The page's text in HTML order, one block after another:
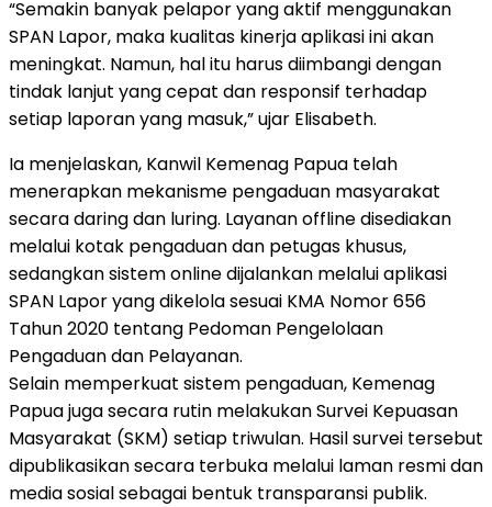
“Semakin banyak pelapor yang aktif menggunakan
SPAN Lapor, maka kualitas kinerja aplikasi ini akan
meningkat. Namun, hal itu harus diimbangi dengan
tindak lanjut yang cepat dan responsif terhadap
setiap laporan yang masuk,” ujar Elisabeth.
Ia menjelaskan, Kanwil Kemenag Papua telah
menerapkan mekanisme pengaduan masyarakat
secara daring dan luring. Layanan offline disediakan
melalui kotak pengaduan dan petugas khusus,
sedangkan sistem online dijalankan melalui aplikasi
SPAN Lapor yang dikelola sesuai KMA Nomor 656
Tahun 2020 tentang Pedoman Pengelolaan
Pengaduan dan Pelayanan.
Selain memperkuat sistem pengaduan, Kemenag
Papua juga secara rutin melakukan Survei Kepuasan
Masyarakat (SKM) setiap triwulan. Hasil survei tersebut
dipublikasikan secara terbuka melalui laman resmi dan
media sosial sebagai bentuk transparansi publik.